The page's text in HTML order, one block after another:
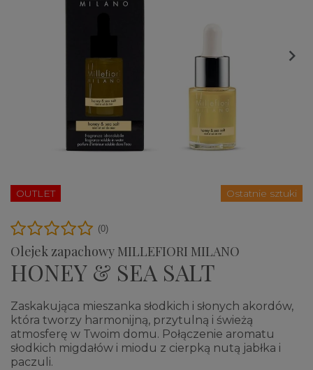

OUTLET Ostatnie sztuki
Olejek zapachowy MILLEFIORI MILANO
HONEY & SEA SALT
(0)
Zaskakująca mieszanka słodkich i słonych akordów,
która tworzy harmonijną, przytulną i świeżą
atmosferę w Twoim domu. Połączenie aromatu
słodkich migdałów i miodu z cierpką nutą jabłka i
paczuli.